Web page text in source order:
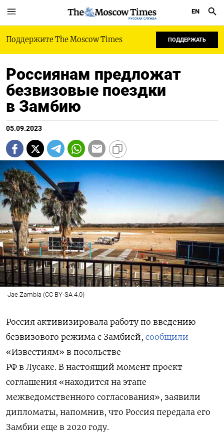
РУССКАЯ СЛУЖБА
EN
Поддержите The Moscow Times ПОДДЕРЖАТЬ
Россиянам предложат
безвизовые поездки
в Замбию
05.09.2023
Jae Zambia (CC BY-SA 4.0)
Россия активизировала работу по введению
безвизового режима с Замбией, сообщили
«Известиям» в посольстве
РФ в Лусаке. В настоящий момент проект
соглашения «находится на этапе
межведомственного согласования», заявили
дипломаты, напомнив, что Россия передала его
Замбии еще в 2020 году.